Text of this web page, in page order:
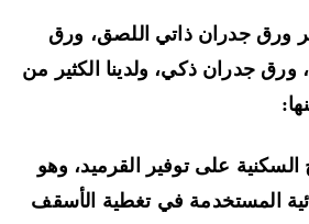
جدران ذاتي اللصق، ورق
ذكي، ولدينا الكثير من
على توفير القرميد، وهو
المستخدمة في تغطية الأسقف